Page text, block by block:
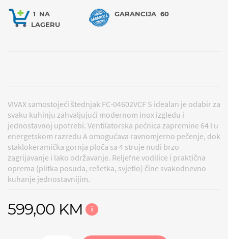
1 NA
LAGERU
GARANCIJA 60
VIVAX samostojeći štednjak FC-04602VCF S idealan je odabir za
svaku kuhinju zahvaljujući modernom inox izgledu i
jednostavnoj upotrebi. Ventilatorska pećnica zapremine 64 l u
energetskom razredu A omogućava ravnomjerno pečenje, dok
staklokeramička gornja ploča sa 4 struje nudi brzo
zagrijavanje i lako održavanje. Reljefne vodilice i praktična
oprema (plitka posuda, rešetka, svjetlo) čine svakodnevno
kuhanje jednostavnijim.
599,00 KM i